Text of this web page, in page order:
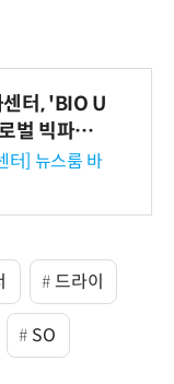
터, 'BIO U
벌 빅파마
팅 지원…K
교두보 확
터] 뉴스룸 바
드라이
SO